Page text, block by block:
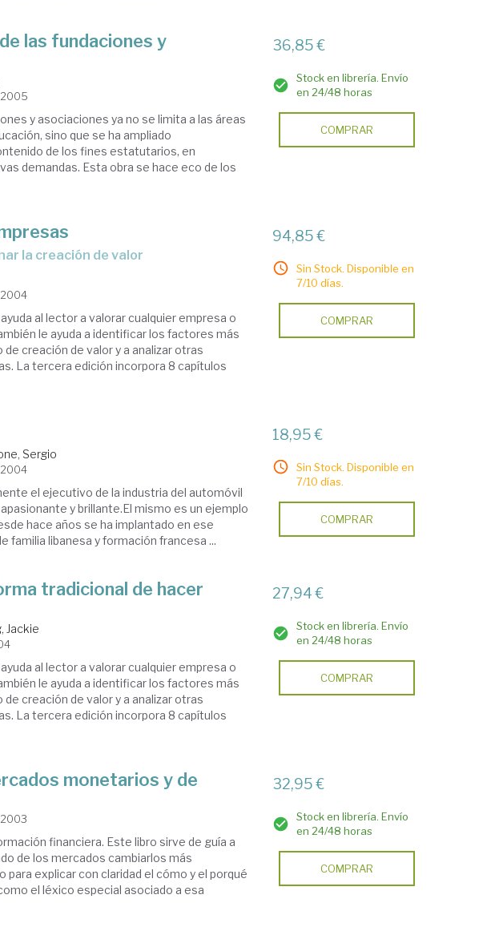
las fundaciones y
y asociaciones ya no se limita a las áreas
sino que se ha ampliado
de los fines estatutarios, en
demandas. Esta obra se hace eco de los
36,85 €
Stock en librería. Envío
en 24/48 horas
COMPRAR
la creación de valor
al lector a valorar cualquier empresa o
le ayuda a identificar los factores más
creación de valor y a analizar otras
La tercera edición incorpora 8 capítulos
94,85 €
Sin Stock. Disponible en
7/10 días.
COMPRAR
Sergio
el ejecutivo de la industria del automóvil
y brillante.El mismo es un ejemplo
hace años se ha implantado en ese
familia libanesa y formación francesa ...
18,95 €
Sin Stock. Disponible en
7/10 días.
COMPRAR
tradicional de hacer
Jackie
al lector a valorar cualquier empresa o
le ayuda a identificar los factores más
creación de valor y a analizar otras
La tercera edición incorpora 8 capítulos
27,94 €
Stock en librería. Envío
en 24/48 horas
COMPRAR
monetarios y de
financiera. Este libro sirve de guía a
de los mercados cambiarlos más
para explicar con claridad el cómo y el porqué
el léxico especial asociado a esa
32,95 €
Stock en librería. Envío
en 24/48 horas
COMPRAR